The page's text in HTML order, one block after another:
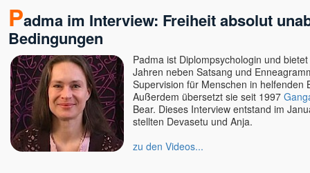
Padma im Interview: Freiheit absolut
Bedingungen
Padma ist Diplompsychologin und
Jahren neben Satsang und
Supervision für Menschen in helfenden
Außerdem übersetzt sie seit 1997
Bear. Dieses Interview entstand im
stellten Devasetu und Anja.
zu den Videos...